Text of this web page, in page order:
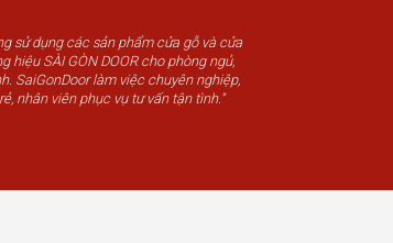
sử dụng các sản phẩm cửa gỗ và cửa
hiệu SÀI GÒN DOOR cho phòng ngủ,
SaiGonDoor làm việc chuyên nghiệp,
nhân viên phục vụ tư vấn tận tình."